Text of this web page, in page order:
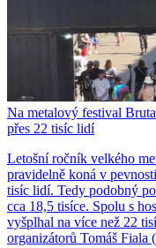
Na metalový festival
přes 22 tisíc lidí
Letošní ročník velkého
pravidelně koná v
tisíc lidí. Tedy podobný
cca 18,5 tisíce. Spolu s
vyšplhal na více než 22
organizátorů Tomáš Fiala